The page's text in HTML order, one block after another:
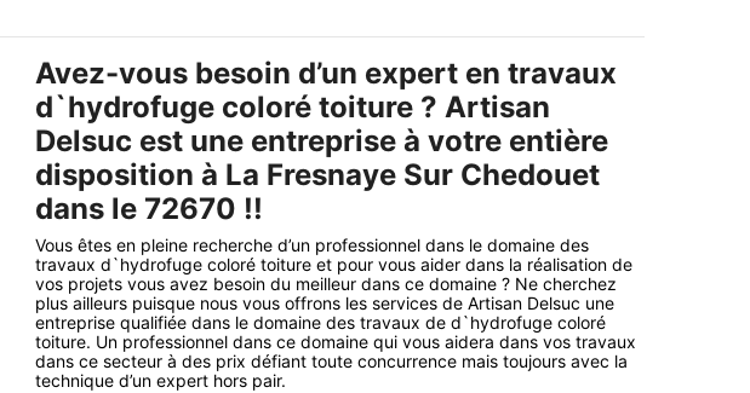
Avez-vous besoin d’un expert en travaux
d`hydrofuge coloré toiture ? Artisan
Delsuc est une entreprise à votre entière
disposition à La Fresnaye Sur Chedouet
dans le 72670 !!
Vous êtes en pleine recherche d’un professionnel dans le domaine des
travaux d`hydrofuge coloré toiture et pour vous aider dans la réalisation de
vos projets vous avez besoin du meilleur dans ce domaine ? Ne cherchez
plus ailleurs puisque nous vous offrons les services de Artisan Delsuc une
entreprise qualifiée dans le domaine des travaux de d`hydrofuge coloré
toiture. Un professionnel dans ce domaine qui vous aidera dans vos travaux
dans ce secteur à des prix défiant toute concurrence mais toujours avec la
technique d’un expert hors pair.